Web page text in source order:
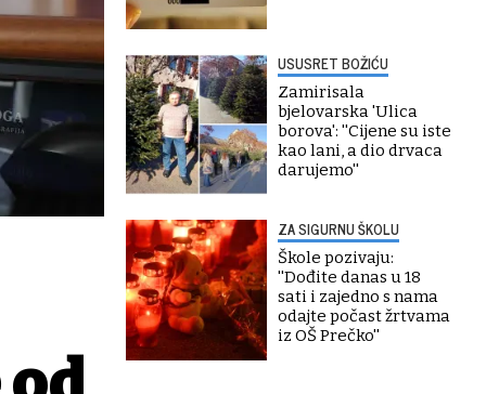
USUSRET BOŽIĆU
Zamirisala
bjelovarska 'Ulica
borova': ''Cijene su iste
kao lani, a dio drvaca
darujemo''
ZA SIGURNU ŠKOLU
Škole pozivaju:
''Dođite danas u 18
sati i zajedno s nama
odajte počast žrtvama
iz OŠ Prečko''